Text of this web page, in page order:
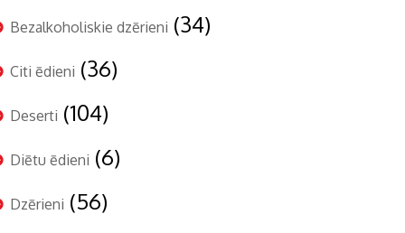
Bezalkoholiskie dzērieni (34)
Citi ēdieni (36)
Deserti (104)
Diētu ēdieni (6)
Dzērieni (56)